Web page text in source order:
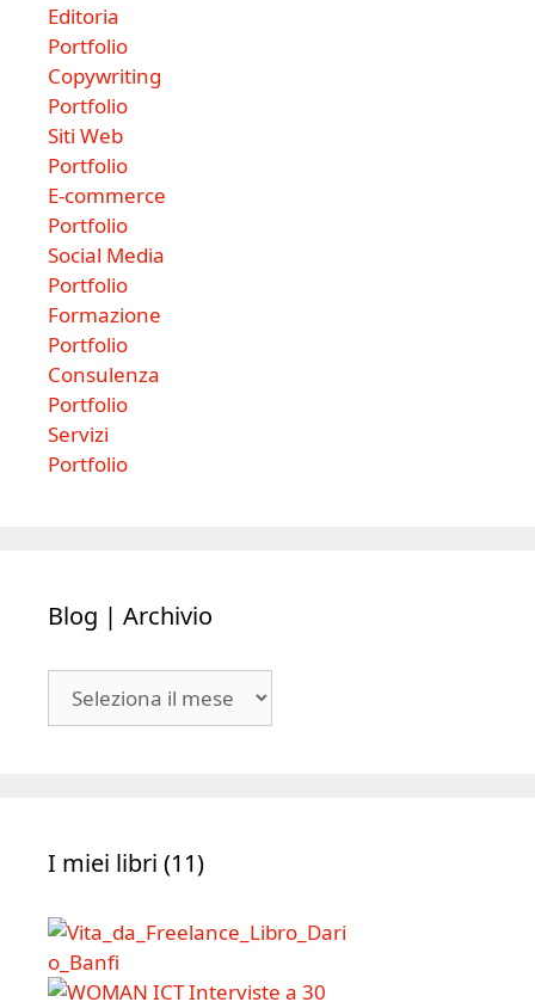
Editoria
Portfolio
Copywriting
Portfolio
Siti Web
Portfolio
E-commerce
Portfolio
Social Media
Portfolio
Formazione
Portfolio
Consulenza
Portfolio
Servizi
Portfolio
Blog | Archivio
I miei libri (11)